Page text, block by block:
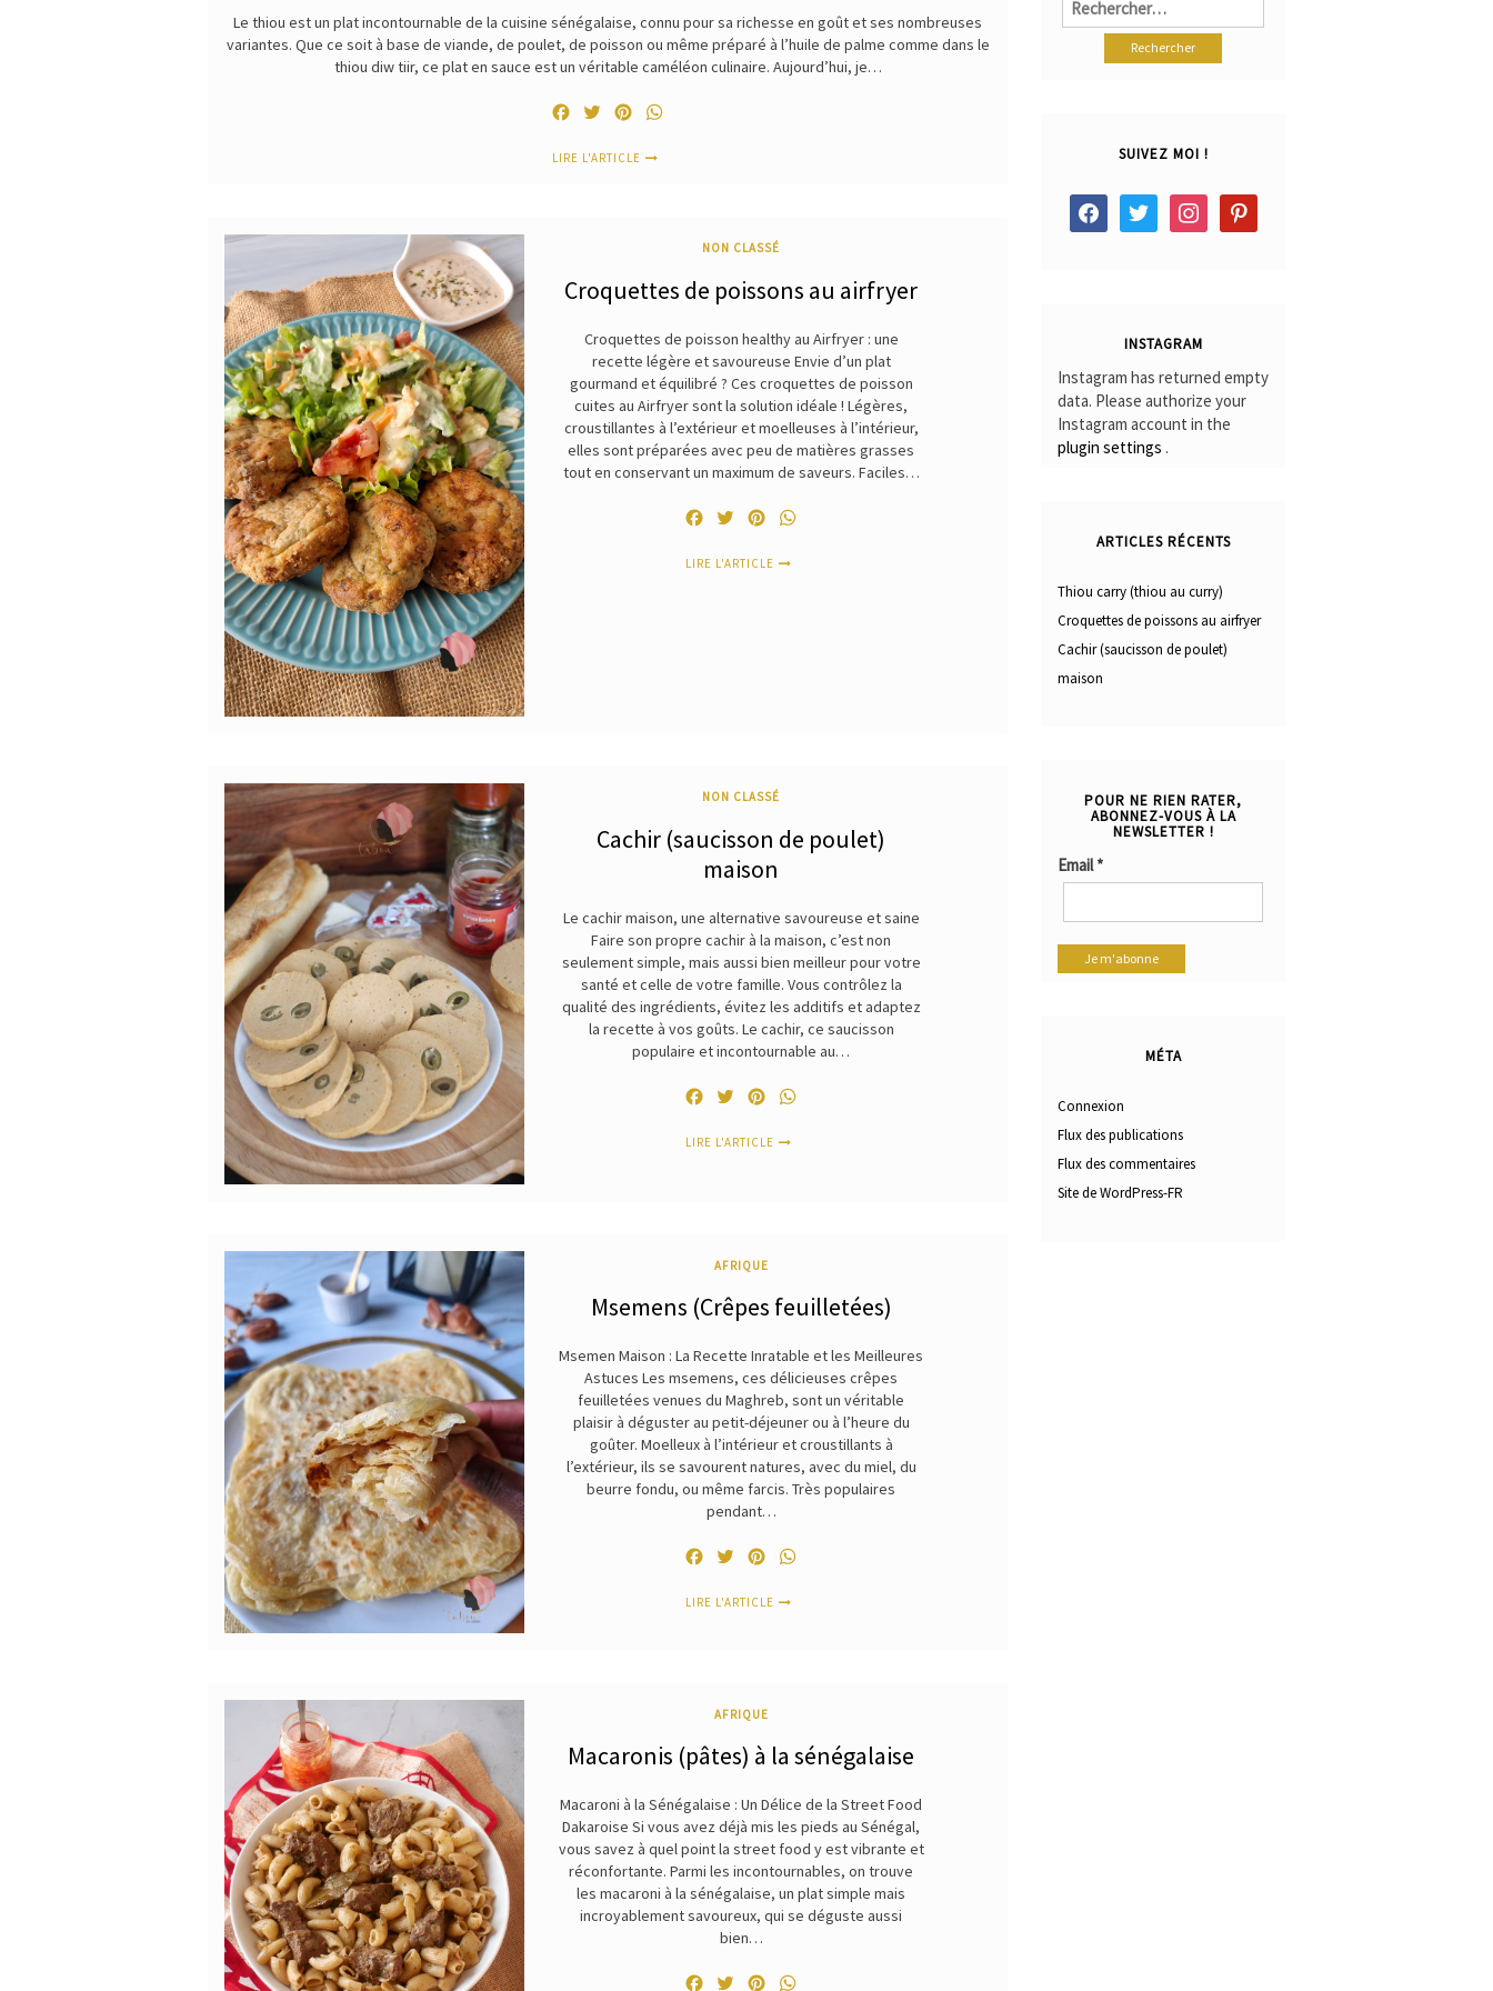
Le thiou est un plat incontournable de la cuisine sénégalaise, connu pour sa richesse en goût et ses nombreuses
variantes. Que ce soit à base de viande, de poulet, de poisson ou même préparé à l’huile de palme comme dans le
thiou diw tiir, ce plat en sauce est un véritable caméléon culinaire. Aujourd’hui, je…
FacebookTwitterPinterest
LIRE L'ARTICLE
NON CLASSÉ
Croquettes de poissons au airfryer
Croquettes de poisson healthy au Airfryer : une
recette légère et savoureuse Envie d’un plat
gourmand et équilibré ? Ces croquettes de poisson
cuites au Airfryer sont la solution idéale ! Légères,
croustillantes à l’extérieur et moelleuses à l’intérieur,
elles sont préparées avec peu de matières grasses
tout en conservant un maximum de saveurs. Faciles…
FacebookTwitterPinterest
LIRE L'ARTICLE
NON CLASSÉ
Cachir (saucisson de poulet)
maison
Le cachir maison, une alternative savoureuse et saine
Faire son propre cachir à la maison, c’est non
seulement simple, mais aussi bien meilleur pour votre
santé et celle de votre famille. Vous contrôlez la
qualité des ingrédients, évitez les additifs et adaptez
la recette à vos goûts. Le cachir, ce saucisson
populaire et incontournable au…
FacebookTwitterPinterest
LIRE L'ARTICLE
AFRIQUE
Msemens (Crêpes feuilletées)
Msemen Maison : La Recette Inratable et les Meilleures
Astuces Les msemens, ces délicieuses crêpes
feuilletées venues du Maghreb, sont un véritable
plaisir à déguster au petit-déjeuner ou à l’heure du
goûter. Moelleux à l’intérieur et croustillants à
l’extérieur, ils se savourent natures, avec du miel, du
beurre fondu, ou même farcis. Très populaires
pendant…
FacebookTwitterPinterest
LIRE L'ARTICLE
AFRIQUE
Macaronis (pâtes) à la sénégalaise
Macaroni à la Sénégalaise : Un Délice de la Street Food
Dakaroise Si vous avez déjà mis les pieds au Sénégal,
vous savez à quel point la street food y est vibrante et
réconfortante. Parmi les incontournables, on trouve
les macaroni à la sénégalaise, un plat simple mais
incroyablement savoureux, qui se déguste aussi
bien…
FacebookTwitterPinterest
SUIVEZ MOI !
facebook twitter instagram pinterest
INSTAGRAM
Instagram has returned empty
data. Please authorize your
Instagram account in the
plugin settings .
ARTICLES RÉCENTS
Thiou carry (thiou au curry)
Croquettes de poissons au airfryer
Cachir (saucisson de poulet)
maison
POUR NE RIEN RATER,
ABONNEZ-VOUS À LA
NEWSLETTER !
Email*
MÉTA
Connexion
Flux des publications
Flux des commentaires
Site de WordPress-FR